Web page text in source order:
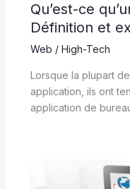
Qu’est-ce
Définition et
Web / High-Tech
Lorsque la plupart
application, ils ont
application de